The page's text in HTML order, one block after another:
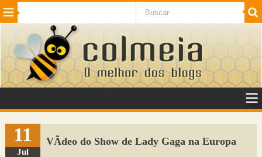
Beleza Cinema e TV
Internet Jogos NotÃ­cias SaÃºde
VeÃ­culos Adulto
Sugerir Link
Adicionar Blog
11
Jul
VÃ­deo do Show de Lady Gaga na Europa